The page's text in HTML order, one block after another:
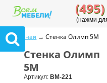
(нажми
Главная → Стенка Олимп 5М
Стенка Олимп
5М
Артикул: ВМ-221